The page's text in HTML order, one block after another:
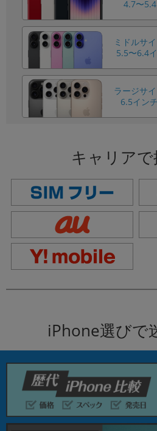
4.7〜
ミドルサ
5.5〜6.4
ラージサ
6.5イン
キャリアで
iPhone選びで